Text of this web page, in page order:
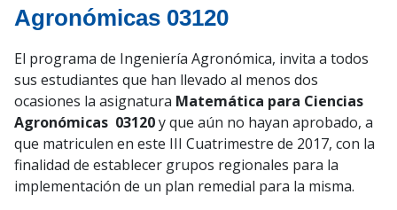
Agronómicas 03120
El programa de Ingeniería Agronómica, invita a todos
sus estudiantes que han llevado al menos dos
ocasiones la asignatura Matemática para Ciencias
Agronómicas 03120y que aún no hayan aprobado, a
que matriculen en este III Cuatrimestre de 2017, con la
finalidad de establecer grupos regionales para la
implementación de un plan remedial para la misma.